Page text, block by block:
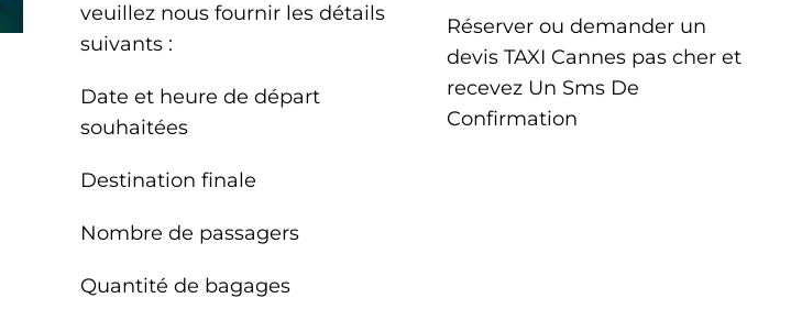
veuillez nous fournir les détails
suivants :
Date et heure de départ
souhaitées
Destination finale
Nombre de passagers
Quantité de bagages
Réserver ou demander un
devis TAXI Cannes pas cher et
recevez Un Sms De
Confirmation